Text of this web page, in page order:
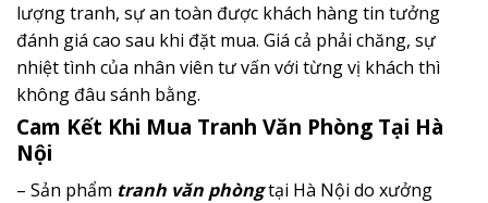
lượng tranh, sự an toàn được khách hàng tin tưởng
đánh giá cao sau khi đặt mua. Giá cả phải chăng, sự
nhiệt tình của nhân viên tư vấn với từng vị khách thì
không đâu sánh bằng.
Cam Kết Khi Mua Tranh Văn Phòng Tại Hà
Nội
– Sản phẩm tranh văn phòngtại Hà Nội do xưởng